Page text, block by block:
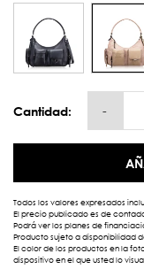
Cantidad: -
Todos los valores expresados
El precio publicado es de
Podrá ver los planes de
Producto sujeto a disponibilidad
El color de los productos en la
dispositivo en el que usted lo